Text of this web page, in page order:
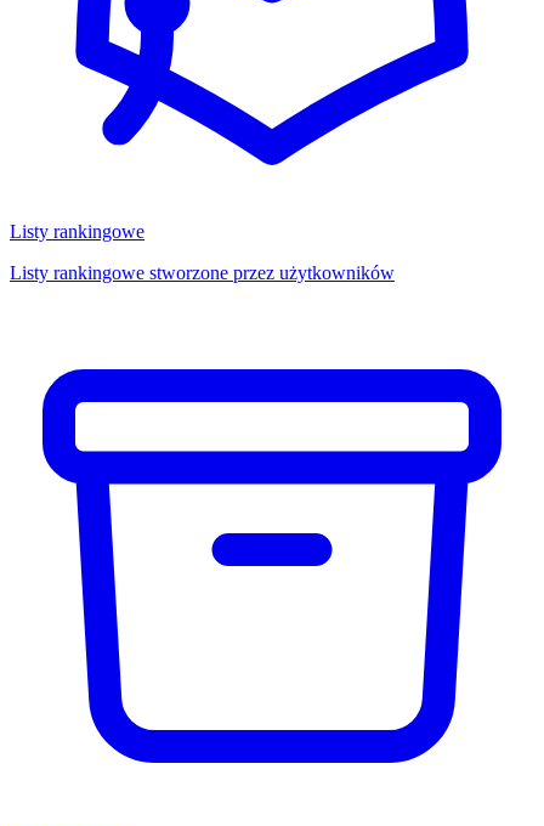
Listy rankingowe
Listy rankingowe stworzone przez użytkowników